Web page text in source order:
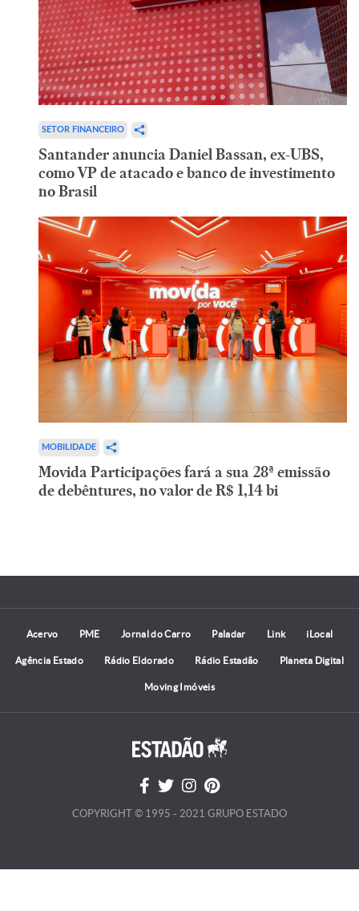
SETOR FINANCEIRO
Santander anuncia Daniel Bassan, ex-UBS,
como VP de atacado e banco de investimento
no Brasil
MOBILIDADE
Movida Participações fará a sua 28ª emissão
de debêntures, no valor de R$ 1,14 bi
Acervo PME Jornal do Carro Paladar Link iLocal
Agência Estado Rádio Eldorado Rádio Estadão Planeta Digital
Moving Imóveis
COPYRIGHT © 1995 - 2021 GRUPO ESTADO